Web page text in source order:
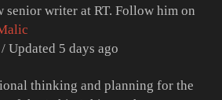
senior writer at RT. Follow him on
Updated 5 days ago
thinking and planning for the